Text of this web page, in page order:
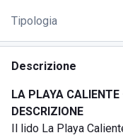
Tipologia
Descrizione
LA PLAYA
DESCRIZIONE
Il lido La Playa